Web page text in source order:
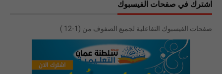
اشترك في صفحات الفيسبوك
صفحات الفيسبوك التفاعلية لجميع الصفوف من (1-12 )